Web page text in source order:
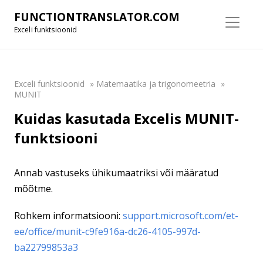
FUNCTIONTRANSLATOR.COM
Exceli funktsioonid
Exceli funktsioonid » Matemaatika ja trigonomeetria »
MUNIT
Kuidas kasutada Excelis MUNIT-
funktsiooni
Annab vastuseks ühikumaatriksi või määratud
mõõtme.
Rohkem informatsiooni: support.microsoft.com/et-
ee/office/munit-c9fe916a-dc26-4105-997d-
ba22799853a3